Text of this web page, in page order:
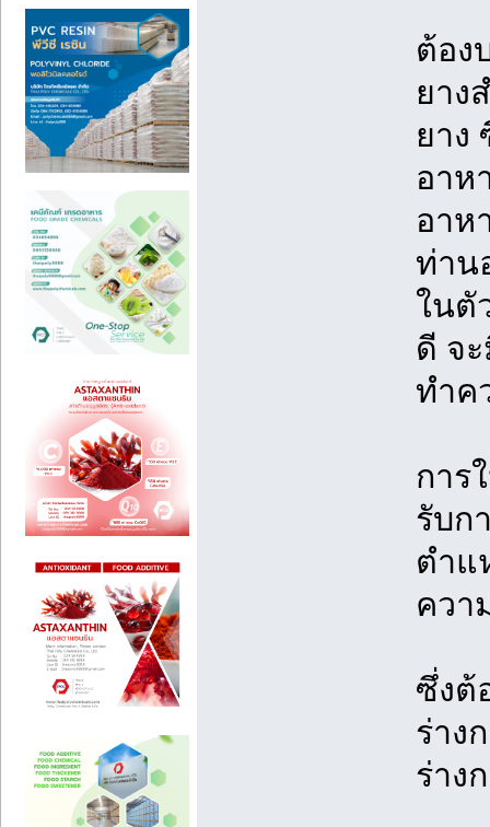
ต้อง
ยาง
ยาง
อาห
อาห
ท่าน
ในตั
ดี จ
ทำค
การ
รับก
ตำแ
ควา
ซึ่งต้
ร่าง
ร่าง